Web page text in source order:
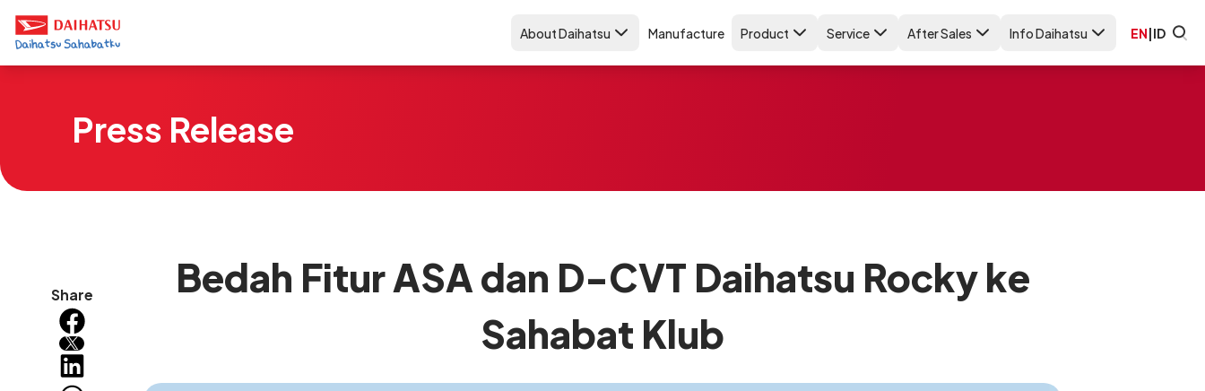
About Daihatsu Manufacture Product Service After Sales Info Daihatsu EN|ID
Press Release
Share
Bedah Fitur ASA dan D-CVT Daihatsu Rocky ke
Sahabat Klub